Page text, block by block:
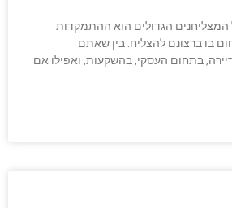
הגדולים הוא ההתמקדות
בו ברצונם להצליח. בין שאתם
בתחום העסקי, בהשקעות, ואפילו אם